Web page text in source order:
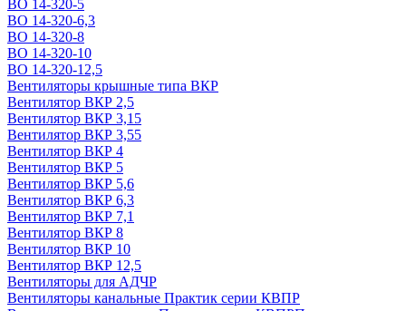
ВО 14-320-5
ВО 14-320-6,3
ВО 14-320-8
ВО 14-320-10
ВО 14-320-12,5
Вентиляторы крышные типа ВКР
Вентилятор ВКР 2,5
Вентилятор ВКР 3,15
Вентилятор ВКР 3,55
Вентилятор ВКР 4
Вентилятор ВКР 5
Вентилятор ВКР 5,6
Вентилятор ВКР 6,3
Вентилятор ВКР 7,1
Вентилятор ВКР 8
Вентилятор ВКР 10
Вентилятор ВКР 12,5
Вентиляторы для АДЧР
Вентиляторы канальные Практик серии КВПР